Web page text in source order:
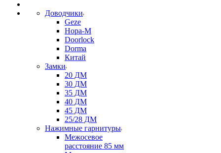
Доводчики
Geze
Нора-М
Doorlock
Dorma
Китай
Замки
20 ДМ
30 ДМ
35 ДМ
40 ДМ
45 ДМ
25/28 ДМ
Нажимные гарнитуры
Межосевое
расстояние 85 мм